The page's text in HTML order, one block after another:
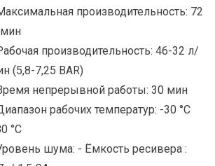
производительность: 72
производительность: 46-32 л/
(5,8-7,25 BAR)
непрерывной работы: 30 мин
рабочих температур: -30 °C
°C
шума: - Ёмкость ресивера :